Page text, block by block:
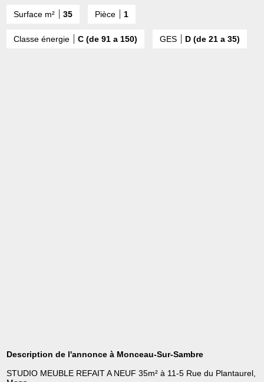
Surface m² 35 Pièce 1
Classe énergie C (de 91 a 150) GES D (de 21 a 35)
Description de l'annonce à Monceau-Sur-Sambre
STUDIO MEUBLE REFAIT A NEUF 35m² à 11-5 Rue du Plantaurel,